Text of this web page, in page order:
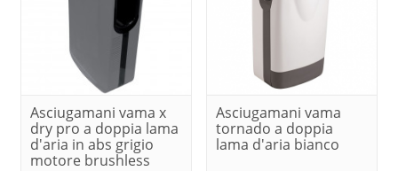
Asciugamani vama x
dry pro a doppia lama
d'aria in abs grigio
motore brushless
Asciugamani vama
tornado a doppia
lama d'aria bianco